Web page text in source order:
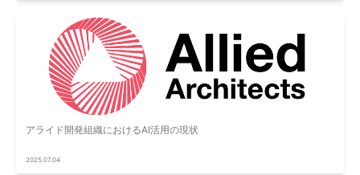
アライド開発組織におけるAI活用の現状
2025.07.04